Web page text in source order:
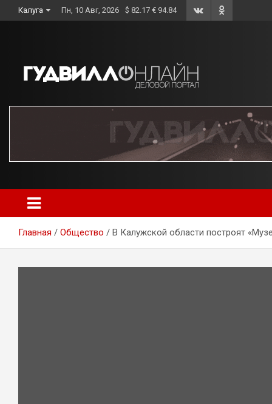
to
Калуга Пн, 10 Авг, 2026 $ 82.17 € 94.84
Главная Общество В Калужской области построят